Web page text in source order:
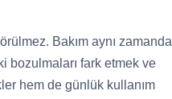
Bakım aynı zamanda
bozulmaları fark etmek ve
hem de günlük kullanım